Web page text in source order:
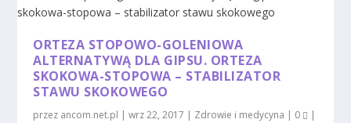
ORTEZA STOPOWO-GOLENIOWA
ALTERNATYWĄ DLA GIPSU. ORTEZA
SKOKOWA-STOPOWA – STABILIZATOR
STAWU SKOKOWEGO
przez ancom.net.pl |wrz 22, 2017 | Zdrowie i medycyna | 0 |